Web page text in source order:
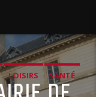
LOISIRS SANTÉ